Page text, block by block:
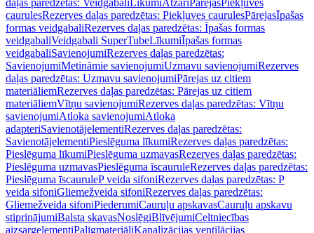
daļas paredzētas: Veidgabali LīkumiAtzari PārejasPiekļuves
caurulesRezerves daļas paredzētas: Piekļuves caurulesPārejasĪpašas
formas veidgabaliRezerves daļas paredzētas: Īpašas formas
veidgabaliVeidgabali SuperTubeLīkumiĪpašas formas
veidgabaliSavienojumiRezerves daļas paredzētas:
SavienojumiMetināmie savienojumiUzmavu savienojumiRezerves
daļas paredzētas: Uzmavu savienojumiPārejas uz citiem
materiāliemRezerves daļas paredzētas: Pārejas uz citiem
materiāliemVītņu savienojumiRezerves daļas paredzētas: Vītņu
savienojumiAtloka savienojumiAtloka
adapteriSavienotājelementiRezerves daļas paredzētas:
SavienotājelementiPieslēguma līkumiRezerves daļas paredzētas:
Pieslēguma līkumiPieslēguma uzmavasRezerves daļas paredzētas:
Pieslēguma uzmavasPieslēguma īscauruleRezerves daļas paredzētas:
Pieslēguma īscauruleP veida sifoniRezerves daļas paredzētas: P
veida sifoniGliemežveida sifoniRezerves daļas paredzētas:
Gliemežveida sifoniPiederumiCauruļu apskavasCauruļu apskavu
stiprinājumiBalsta skavasNoslēgiBlīvējumiCeltniecības
aizsargelementiPalīgmateriāliKanalizācijas ventilācijas